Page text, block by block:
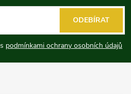
podmínkami ochrany osobních údajů
ODEBÍRAT